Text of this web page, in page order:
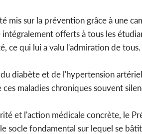
mis sur la prévention grâce à une
offerts à tous les
ce qui lui a valu l'admiration de tous.
diabète et de l'hypertension
maladies chroniques souvent
et l'action médicale concrète, le
socle fondamental sur lequel se